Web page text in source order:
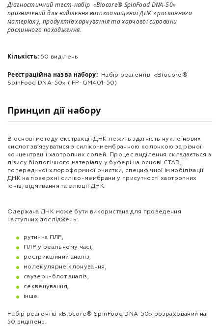
Діагностичний тест-набір «Biocore® SpinFood DNA-50»
призначений для виділення високоочищеної ДНК з рослинного
матеріалу, продуктів харчування та харчової сировини
рослинного походження.
Кількість: 50 виділень
Реєстраційна назва набору: Набір реагентів «Biocore®
SpinFood DNA-50» ( FP-GM401-50)
Принцип дії набору
В основі методу екстракції ДНК лежить здатність нуклеїнових
кислот зв’язуватися з cиліко-мембранною колонкою за різної
концентрації хаотропних солей. Процес виділення складається з
лізису біологічного матеріалу у буфері на основі СТАВ,
попередньої хлороформної очистки, специфічної іммобілізації
ДНК на поверхні силіко-мембрани у присутності хаотропних
іонів, відмивання та елюції ДНК.
Одержана ДНК може бути використана для проведення
наступних досліджень:
рутинна ПЛР,
ПЛР у реальному часі,
рестрикційний аналіз,
молекулярне клонування,
саузерн-блот аналіз,
секвенування,
інше.
Набір реагентів «Biocore® SpinFood DNA-50» розрахований на
50 виділень.